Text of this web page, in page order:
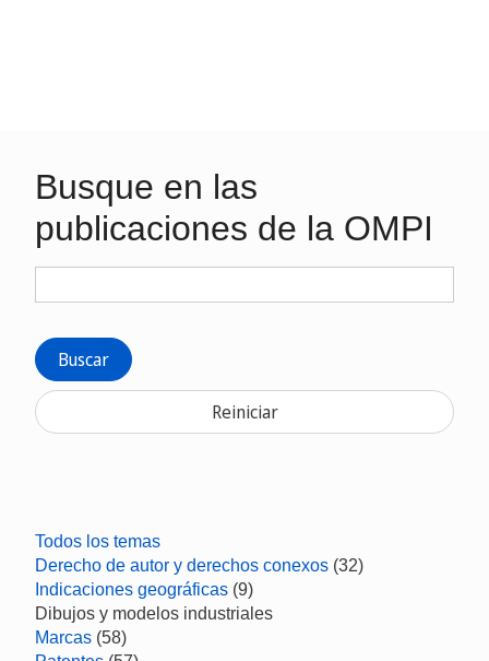
Busque en las
publicaciones de la OMPI
Buscar
Reiniciar
Todos los temas
Derecho de autor y derechos conexos (32)
Indicaciones geográficas (9)
Dibujos y modelos industriales
Marcas (58)